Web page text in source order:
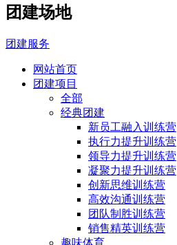
团建场地
团建服务
网站首页
团建项目
全部
经典团建
新员工融入训练营
执行力提升训练营
领导力提升训练营
凝聚力提升训练营
创新思维训练营
高效沟通训练营
团队制胜训练营
销售精英训练营